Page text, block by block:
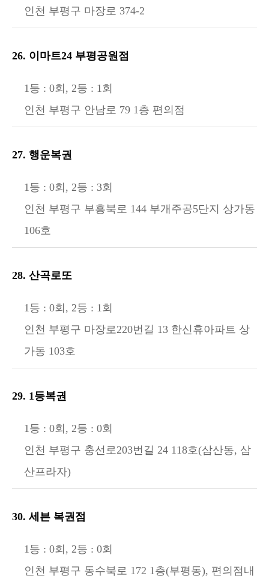
인천 부평구 마장로 374-2
26. 이마트24 부평공원점
1등 : 0회, 2등 : 1회
인천 부평구 안남로 79 1층 편의점
27. 행운복권
1등 : 0회, 2등 : 3회
인천 부평구 부흥북로 144 부개주공5단지 상가동
106호
28. 산곡로또
1등 : 0회, 2등 : 1회
인천 부평구 마장로220번길 13 한신휴아파트 상
가동 103호
29. 1등복권
1등 : 0회, 2등 : 0회
인천 부평구 충선로203번길 24 118호(삼산동, 삼
산프라자)
30. 세븐 복권점
1등 : 0회, 2등 : 0회
인천 부평구 동수북로 172 1층(부평동), 편의점내